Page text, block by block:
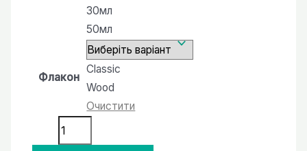
30мл
50мл
Флакон
Classic
Wood
Очистити
версія